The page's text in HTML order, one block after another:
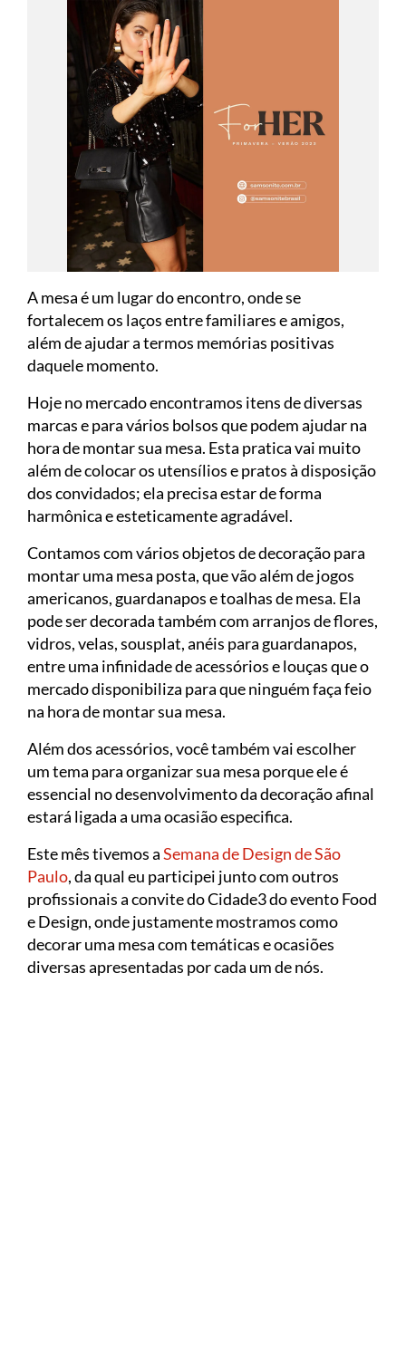
A mesa é um lugar do encontro, onde se
fortalecem os laços entre familiares e amigos,
além de ajudar a termos memórias positivas
daquele momento.
Hoje no mercado encontramos itens de diversas
marcas e para vários bolsos que podem ajudar na
hora de montar sua mesa. Esta pratica vai muito
além de colocar os utensílios e pratos à disposição
dos convidados; ela precisa estar de forma
harmônica e esteticamente agradável.
Contamos com vários objetos de decoração para
montar uma mesa posta, que vão além de jogos
americanos, guardanapos e toalhas de mesa. Ela
pode ser decorada também com arranjos de flores,
vidros, velas, sousplat, anéis para guardanapos,
entre uma infinidade de acessórios e louças que o
mercado disponibiliza para que ninguém faça feio
na hora de montar sua mesa.
Além dos acessórios, você também vai escolher
um tema para organizar sua mesa porque ele é
essencial no desenvolvimento da decoração afinal
estará ligada a uma ocasião especifica.
Este mês tivemos aSemana de Design de São
Paulo, da qual eu participei junto com outros
profissionais a convite do Cidade3 do evento Food
e Design, onde justamente mostramos como
decorar uma mesa com temáticas e ocasiões
diversas apresentadas por cada um de nós.